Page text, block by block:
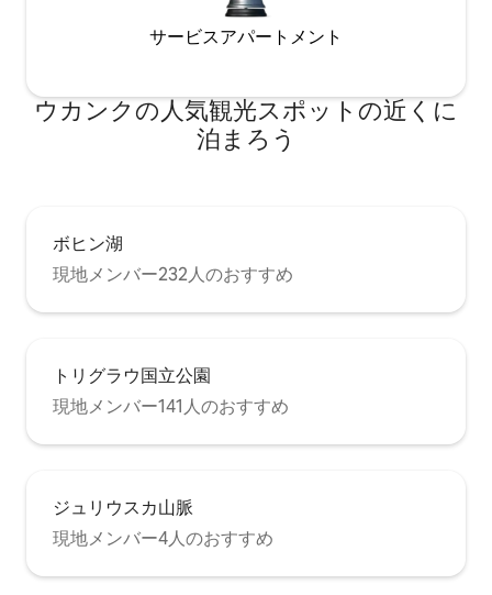
サービスアパートメント
ウカンクの人気観光スポットの近くに
泊まろう
ボヒン湖
現地メンバー232人のおすすめ
トリグラウ国立公園
現地メンバー141人のおすすめ
ジュリウスカ山脈
現地メンバー4人のおすすめ